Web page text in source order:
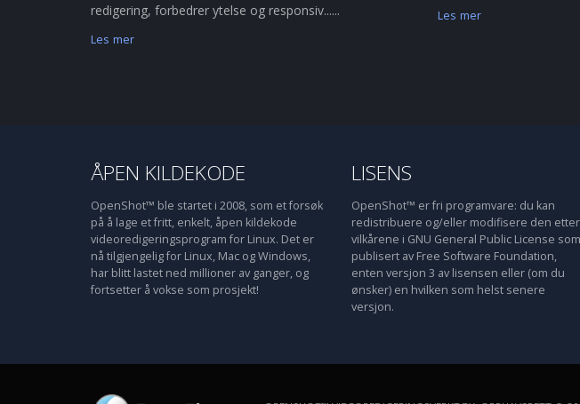
redigering, forbedrer ytelse og responsiv......
Les mer
Les mer
ÅPEN KILDEKODE
OpenShot™ ble startet i 2008, som et forsøk
på å lage et fritt, enkelt, åpen kildekode
videoredigeringsprogram for Linux. Det er
nå tilgjengelig for Linux, Mac og Windows,
har blitt lastet ned millioner av ganger, og
fortsetter å vokse som prosjekt!
LISENS
OpenShot™ er fri programvare: du kan
redistribuere og/eller modifisere den etter
vilkårene i GNU General Public License som
publisert av Free Software Foundation,
enten versjon 3 av lisensen eller (om du
ønsker) en hvilken som helst senere
versjon.